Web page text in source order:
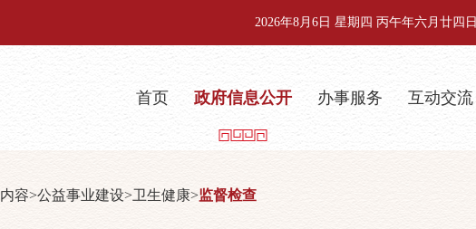
2026年8月6日 星期四 丙午年六月廿四日
首页 政府信息公开 办事服务 互动交流
容>公益事业建设>卫生健康>监督检查